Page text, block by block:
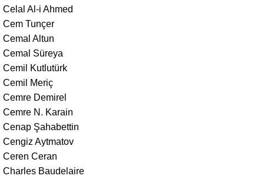
Celal Al-i Ahmed
Cem Tunçer
Cemal Altun
Cemal Süreya
Cemil Kutlutürk
Cemil Meriç
Cemre Demirel
Cemre N. Karain
Cenap Şahabettin
Cengiz Aytmatov
Ceren Ceran
Charles Baudelaire